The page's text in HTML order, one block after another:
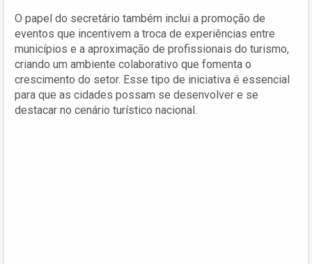
O papel do secretário também inclui a promoção de
eventos que incentivem a troca de experiências entre
municípios e a aproximação de profissionais do turismo,
criando um ambiente colaborativo que fomenta o
crescimento do setor. Esse tipo de iniciativa é essencial
para que as cidades possam se desenvolver e se
destacar no cenário turístico nacional.